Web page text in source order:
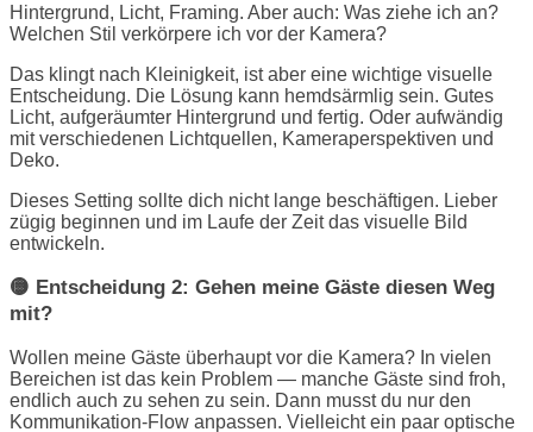
Hintergrund, Licht, Framing. Aber auch: Was ziehe ich an?
Welchen Stil verkörpere ich vor der Kamera?
Das klingt nach Kleinigkeit, ist aber eine wichtige visuelle
Entscheidung. Die Lösung kann hemdsärmlig sein. Gutes
Licht, aufgeräumter Hintergrund und fertig. Oder aufwändig
mit verschiedenen Lichtquellen, Kameraperspektiven und
Deko.
Dieses Setting sollte dich nicht lange beschäftigen. Lieber
zügig beginnen und im Laufe der Zeit das visuelle Bild
entwickeln.
🟡 Entscheidung 2: Gehen meine Gäste diesen Weg
mit?
Wollen meine Gäste überhaupt vor die Kamera? In vielen
Bereichen ist das kein Problem — manche Gäste sind froh,
endlich auch zu sehen zu sein. Dann musst du nur den
Kommunikation-Flow anpassen. Vielleicht ein paar optische